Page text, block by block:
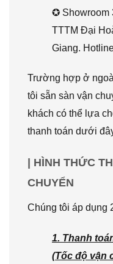
✪ Showroom
TTTM Đại
Giang.
Trường hợp ở
tôi sẵn sàn vận
khách có thể lựa
thanh toán dưới
| HÌNH THỨC
CHUYỂN
Chúng tôi áp dụng
1. Thanh
(Tốc độ vận